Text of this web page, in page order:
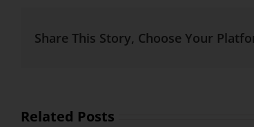
Share This Story, Choose Your
Related Posts